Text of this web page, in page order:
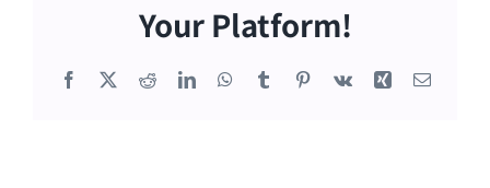
Your Platform!
Facebook
X RedditLinkedInWhatsApp
TumblrPinterest
Vk Xing 電